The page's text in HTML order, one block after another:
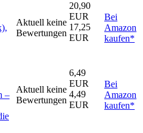
Aktuell keine
Bewertungen
20,90
EUR
17,25
EUR
Bei
Amazon
kaufen*
–
Aktuell keine
Bewertungen
6,49
EUR
4,49
EUR
Bei
Amazon
kaufen*